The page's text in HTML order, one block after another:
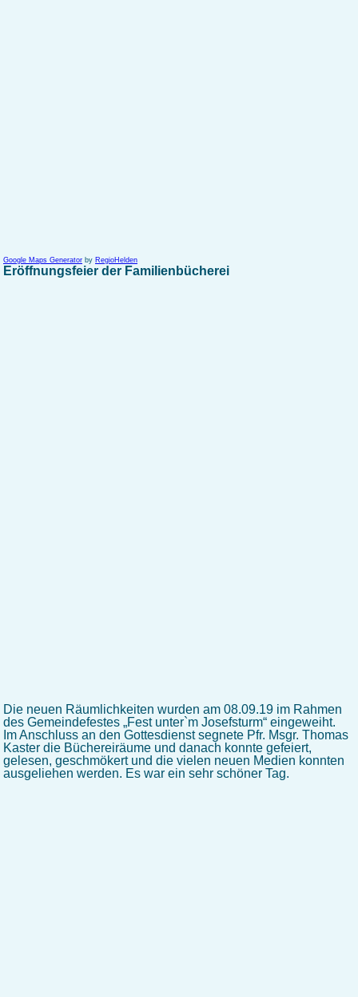
Google Maps Generator by RegioHelden
Eröffnungsfeier der Familienbücherei
Die neuen Räumlichkeiten wurden am 08.09.19 im Rahmen
des Gemeindefestes „Fest unter`m Josefsturm“ eingeweiht.
Im Anschluss an den Gottesdienst segnete Pfr. Msgr. Thomas
Kaster die Büchereiräume und danach konnte gefeiert,
gelesen, geschmökert und die vielen neuen Medien konnten
ausgeliehen werden. Es war ein sehr schöner Tag.